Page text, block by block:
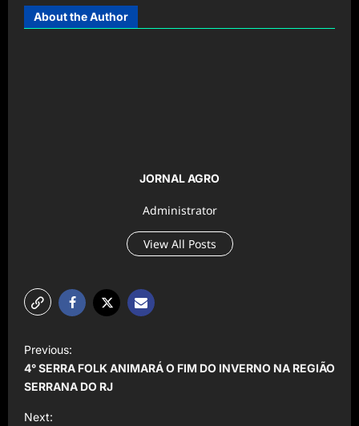
About the Author
JORNAL AGRO
Administrator
View All Posts
P
o
s
t
Previous:
4° SERRA FOLK ANIMARÁ O FIM DO INVERNO NA REGIÃO
SERRANA DO RJ
Next: